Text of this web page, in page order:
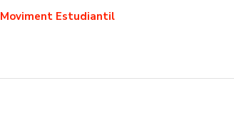
Moviment Estudiantil